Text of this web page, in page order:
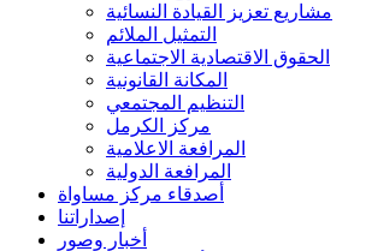
مشاريع تعزيز القيادة النسائية
التمثيل الملائم
الحقوق الاقتصادية الاجتماعية
المكانة القانونية
التنظيم المجتمعي
مركز الكرمل
المرافعة الاعلامية
المرافعة الدولية
أصدقاء مركز مساواة
إصداراتنا
أخبار وصور